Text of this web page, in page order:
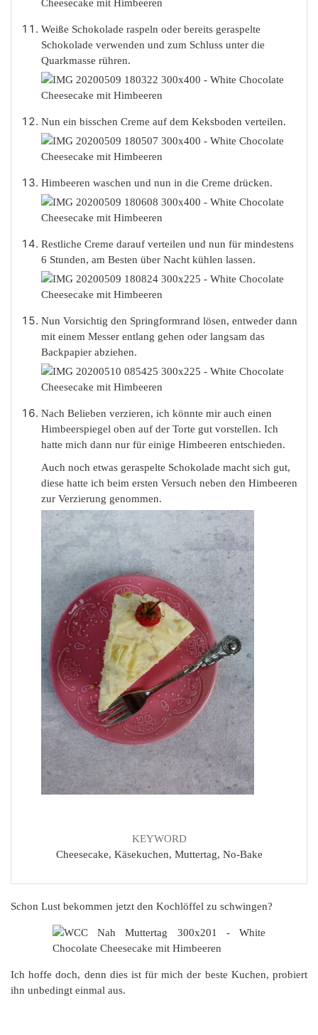
Weiße Schokolade raspeln oder bereits geraspelte
Schokolade verwenden und zum Schluss unter die
Quarkmasse rühren.
Nun ein bisschen Creme auf dem Keksboden verteilen.
Himbeeren waschen und nun in die Creme drücken.
Restliche Creme darauf verteilen und nun für mindestens
6 Stunden, am Besten über Nacht kühlen lassen.
Nun Vorsichtig den Springformrand lösen, entweder dann
mit einem Messer entlang gehen oder langsam das
Backpapier abziehen.
Nach Belieben verzieren, ich könnte mir auch einen
Himbeerspiegel oben auf der Torte gut vorstellen. Ich
hatte mich dann nur für einige Himbeeren entschieden.
Auch noch etwas geraspelte Schokolade macht sich gut,
diese hatte ich beim ersten Versuch neben den Himbeeren
zur Verzierung genommen.
KEYWORD
Cheesecake, Käsekuchen, Muttertag, No-Bake
Schon Lust bekommen jetzt den Kochlöffel zu schwingen?
Ich hoffe doch, denn dies ist für mich der beste Kuchen, probiert
ihn unbedingt einmal aus.